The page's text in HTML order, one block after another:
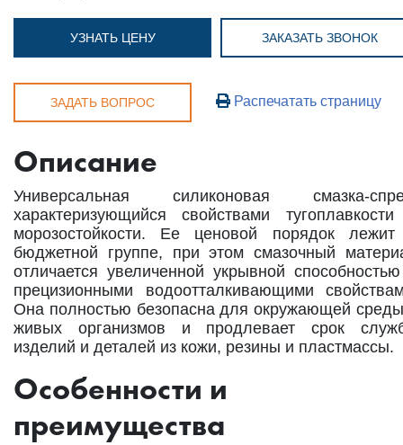
УЗНАТЬ ЦЕНУ ЗАКАЗАТЬ ЗВОНОК
ЗАДАТЬ ВОПРОС Распечатать страницу
Описание
Универсальная силиконовая смазка-
характеризующийся свойствами
морозостойкости. Ее ценовой порядок
бюджетной группе, при этом смазочный
отличается увеличенной укрывной
прецизионными водоотталкивающими
Она полностью безопасна для окружающей
живых организмов и продлевает срок
изделий и деталей из кожи, резины и пластмассы.
Особенности и
преимущества